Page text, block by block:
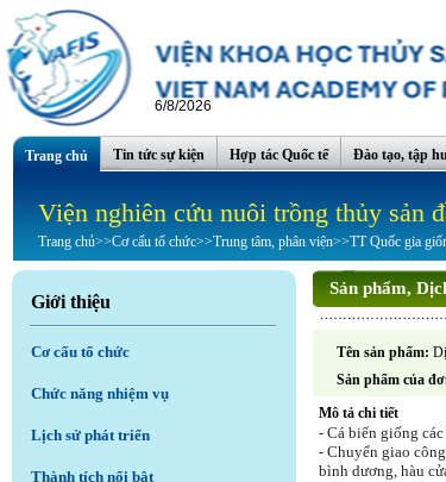
6/8/2026
Trang chủ Tin tức sự kiện Hợp tác Quốc tế Đào tạo, tập
Viện nghiên cứu nuôi trồng thủy sản
Trang chủ>>Cơ cấu tổ chức>>Trung tâm, phân viện>>TT Quốc gia
Giới thiệu
Cơ cấu tổ chức
Chức năng nhiệm vụ
Lịch sử phát triển
Thành tích nổi bật
Sản phẩm,
Tên sản phẩm:
Sản phẩm của
Mô tả chi tiết
- Cá biển giống
- Chuyển giao
bình dương, hàu